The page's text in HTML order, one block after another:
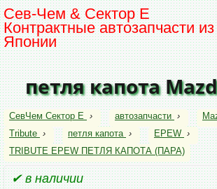
Сев-Чем & Сектор Е
Контрактные автозапчасти из
Японии
петля капота
СевЧем Сектор Е › автозапчасти ›
Tribute › петля капота › EPEW ›
TRIBUTE EPEW ПЕТЛЯ КАПОТА (ПАРА)
✔ в наличии